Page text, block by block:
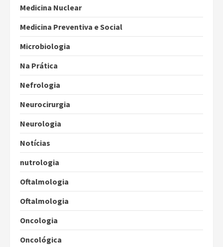
Medicina Nuclear
Medicina Preventiva e Social
Microbiologia
Na Prática
Nefrologia
Neurocirurgia
Neurologia
Notícias
nutrologia
Oftalmologia
Oftalmologia
Oncologia
Oncológica